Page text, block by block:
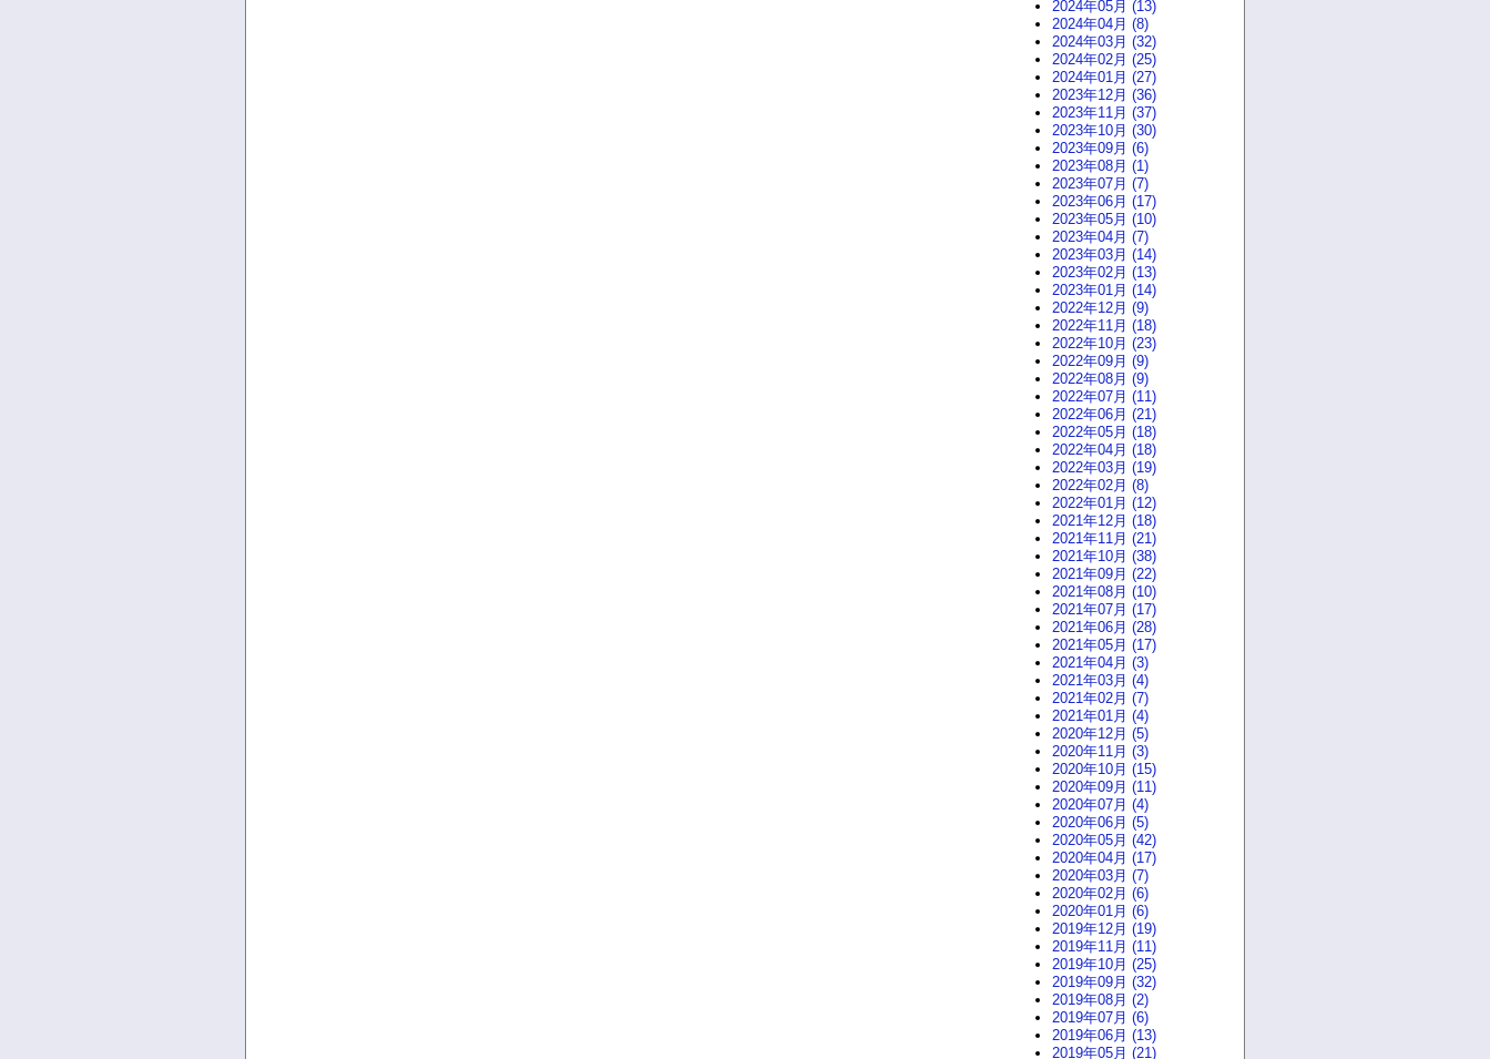
2024年05月 (13)
2024年04月 (8)
2024年03月 (32)
2024年02月 (25)
2024年01月 (27)
2023年12月 (36)
2023年11月 (37)
2023年10月 (30)
2023年09月 (6)
2023年08月 (1)
2023年07月 (7)
2023年06月 (17)
2023年05月 (10)
2023年04月 (7)
2023年03月 (14)
2023年02月 (13)
2023年01月 (14)
2022年12月 (9)
2022年11月 (18)
2022年10月 (23)
2022年09月 (9)
2022年08月 (9)
2022年07月 (11)
2022年06月 (21)
2022年05月 (18)
2022年04月 (18)
2022年03月 (19)
2022年02月 (8)
2022年01月 (12)
2021年12月 (18)
2021年11月 (21)
2021年10月 (38)
2021年09月 (22)
2021年08月 (10)
2021年07月 (17)
2021年06月 (28)
2021年05月 (17)
2021年04月 (3)
2021年03月 (4)
2021年02月 (7)
2021年01月 (4)
2020年12月 (5)
2020年11月 (3)
2020年10月 (15)
2020年09月 (11)
2020年07月 (4)
2020年06月 (5)
2020年05月 (42)
2020年04月 (17)
2020年03月 (7)
2020年02月 (6)
2020年01月 (6)
2019年12月 (19)
2019年11月 (11)
2019年10月 (25)
2019年09月 (32)
2019年08月 (2)
2019年07月 (6)
2019年06月 (13)
2019年05月 (21)